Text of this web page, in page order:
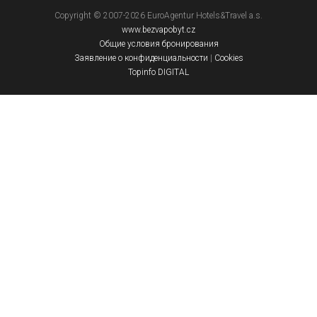
Copyright © 2007-2026 EuroAgentur Hotels&Travel a.s.
www.bezvapobyt.cz
Общие условия бронирования
Заявление о конфиденциальности
Cookies
Topinfo DIGITAL